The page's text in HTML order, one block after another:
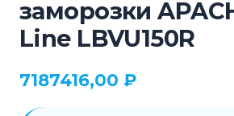
заморозки
Line LBVU150R
7187416,00 ₽